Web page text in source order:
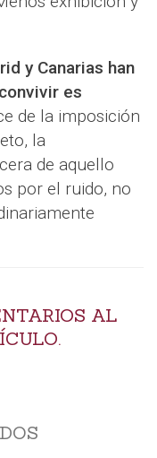
y Canarias han
es
de la imposición
la
de aquello
por el ruido, no
AL